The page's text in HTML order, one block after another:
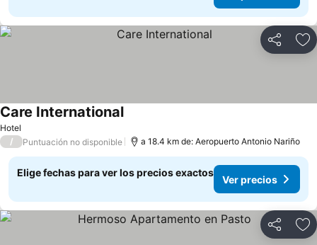
Compartir
Hotel
Care InternationalVer precios
/ Puntuación no disponible a 18.4 km de: Aeropuerto Antonio Nariño
Elige fechas para ver los precios exactos
Ver precios
Compartir